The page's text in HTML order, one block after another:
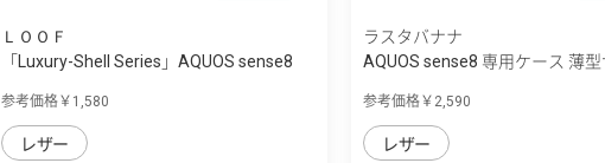
ＬＯＯＦ
「Luxury-Shell Series」AQUOS sense8
参考価格￥1,580
レザー
ラスタバナナ
AQUOS sense8 専用ケース 薄型
参考価格￥2,590
レザー